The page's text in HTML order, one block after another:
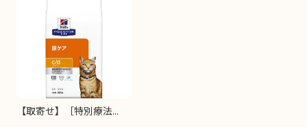
【取寄せ】［特別療法...